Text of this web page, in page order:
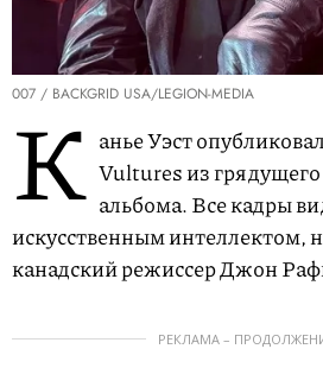
007 / BACKGRID USA/LEGION-MEDIA
К анье Уэст
Vultures из
альбома. Все кадры
искусственным интеллектом,
канадский режиссер Джон
РЕКЛАМА –